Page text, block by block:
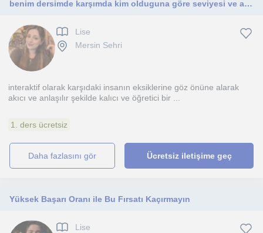
benim dersimde karşımda kim olduguna göre seviyesi ve anlama şekline göre farklı anlatım tarzı olacaktır
Lise
Mersin Sehri
interaktif olarak karşıdaki insanın eksiklerine göz önüne alarak
akıcı ve anlaşılır şekilde kalıcı ve öğretici bir ...
1. ders ücretsiz
daha fazlasını gör Ücretsiz iletişime geç
Yüksek Başarı Oranı ile Bu Fırsatı Kaçırmayın
Lise